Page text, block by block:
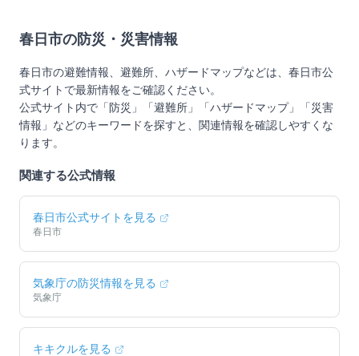
春日市の防災・災害情報
春日市の避難情報、避難所、ハザードマップなどは、 春日市公
式サイトで最新情報をご確認ください。
公式サイト内で「防災」「避難所」「ハザードマップ」「災害
情報」などのキーワードを探すと、関連情報を確認しやすくな
ります。
関連する公式情報
春日市公式サイトを見る
春日市
気象庁の防災情報を見る
気象庁
キキクルを見る